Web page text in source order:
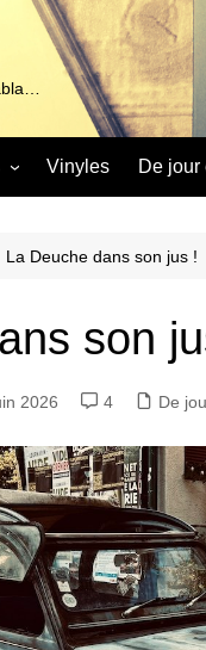
& Folk
– World et
Vinyles De jour
La Deuche dans son jus !
son
2026 4 De